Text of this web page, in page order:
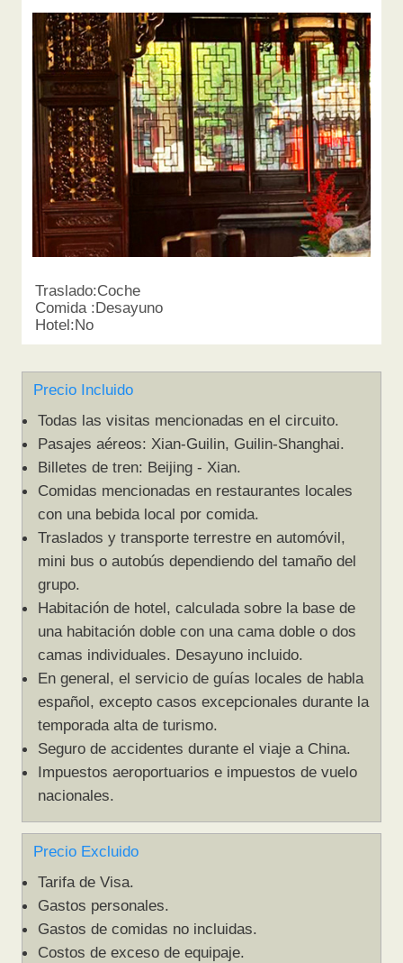
Traslado:Coche
Comida :Desayuno
Hotel:No
Precio Incluido
Todas las visitas mencionadas en el circuito.
Pasajes aéreos: Xian-Guilin, Guilin-Shanghai.
Billetes de tren: Beijing - Xian.
Comidas mencionadas en restaurantes locales
con una bebida local por comida.
Traslados y transporte terrestre en automóvil,
mini bus o autobús dependiendo del tamaño del
grupo.
Habitación de hotel, calculada sobre la base de
una habitación doble con una cama doble o dos
camas individuales. Desayuno incluido.
En general, el servicio de guías locales de habla
español, excepto casos excepcionales durante la
temporada alta de turismo.
Seguro de accidentes durante el viaje a China.
Impuestos aeroportuarios e impuestos de vuelo
nacionales.
Precio Excluido
Tarifa de Visa.
Gastos personales.
Gastos de comidas no incluidas.
Costos de exceso de equipaje.